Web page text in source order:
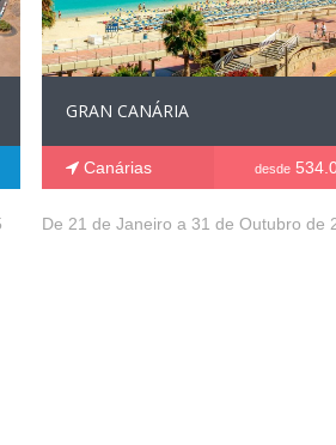
GRAN CANÁRIA
Canárias desde
De 21 de Janeiro a 31 de Outubro de